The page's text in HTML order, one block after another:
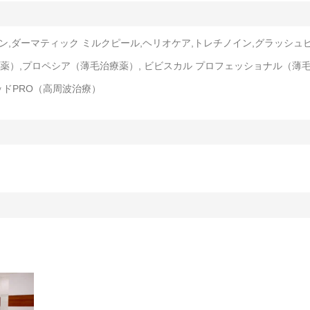
ダーマティック ミルクピール,ヘリオケア,トレチノイン,グラッシュ
）,プロペシア（薄毛治療薬）, ビビスカル プロフェッショナル（薄
PRO（高周波治療）